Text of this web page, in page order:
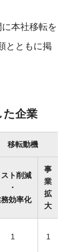
本社移転を
とともに掲
た企業
移転動機
スト削減
・
効率化
事
業
拡
大
1 1